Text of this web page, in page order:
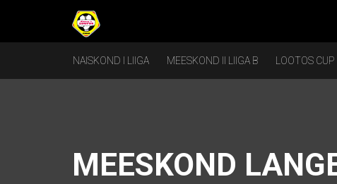
NAISKOND I LIIGA MEESKOND II LIIGA B LOOTOS CUP
MEESKOND